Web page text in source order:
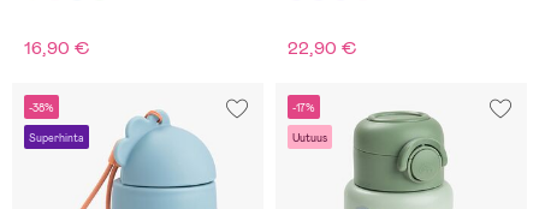
16,90 € 22,90 €
-38%
Superhinta
-17%
Uutuus